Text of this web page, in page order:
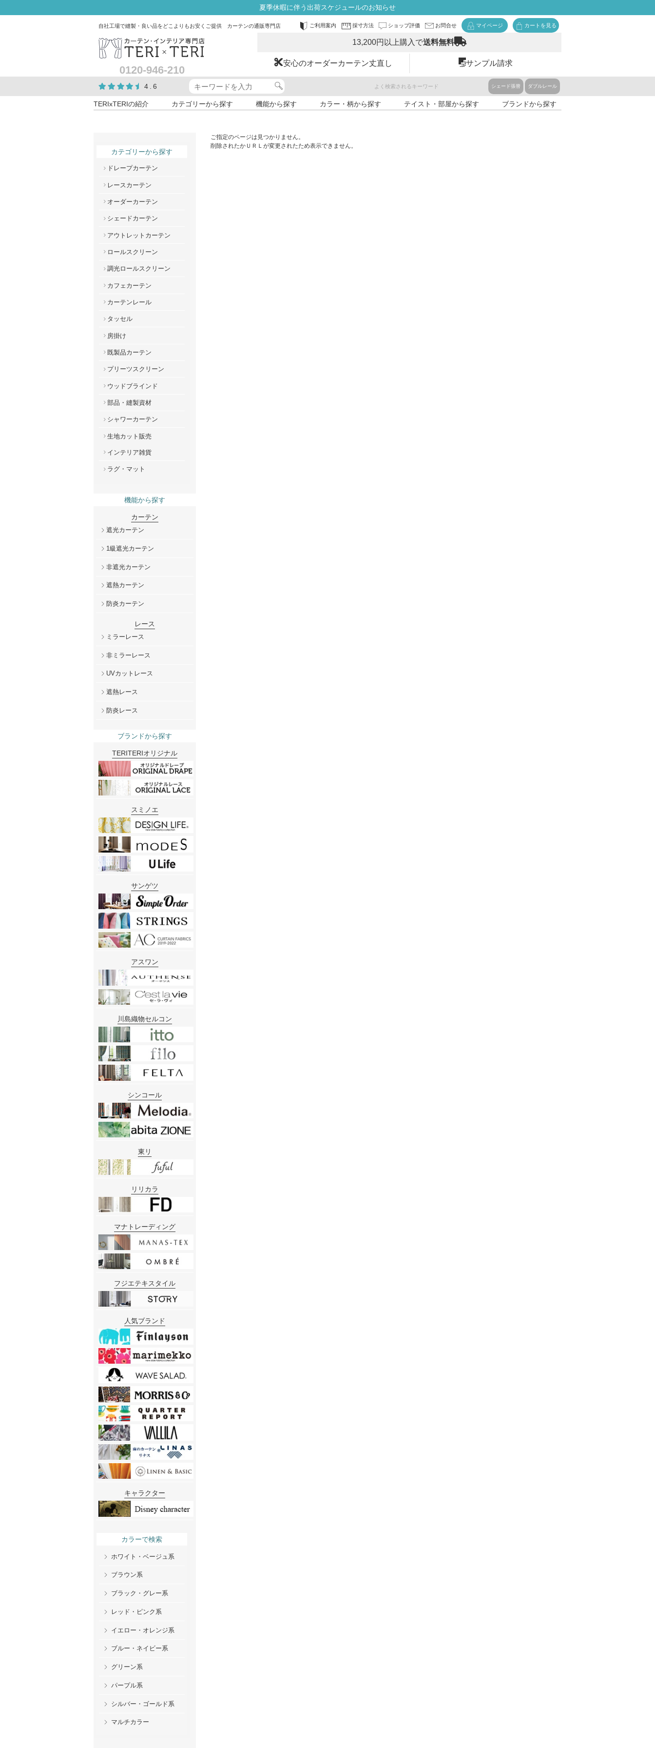
夏季休暇に伴う出荷スケジュールのお知らせ
自社工場で縫製・良い品をどこよりもお安くご提供 カーテンの通販専門店 ご利用案内 採寸方法 ショップ評価 お問合せ マイページ カートを見る
0120-946-210
13,200円以上購入で送料無料
安心のオーダーカーテン丈直し サンプル請求
4.6 よく検索されるキーワード シェード張替 ダブルレール
TERIxTERIの紹介 カテゴリーから探す 機能から探す カラー・柄から探す テイスト・部屋から探す ブランドから探す
ご指定のページは見つかりません。
削除されたかＵＲＬが変更されたため表示できません。
カテゴリーから探す
ドレープカーテン
レースカーテン
オーダーカーテン
シェードカーテン
アウトレットカーテン
ロールスクリーン
調光ロールスクリーン
カフェカーテン
カーテンレール
タッセル
房掛け
既製品カーテン
プリーツスクリーン
ウッドブラインド
部品・縫製資材
シャワーカーテン
生地カット販売
インテリア雑貨
ラグ・マット
機能から探す
カーテン
遮光カーテン
1級遮光カーテン
非遮光カーテン
遮熱カーテン
防炎カーテン
レース
ミラーレース
非ミラーレース
UVカットレース
遮熱レース
防炎レース
ブランドから探す
TERITERIオリジナル
スミノエ
サンゲツ
アスワン
川島織物セルコン
シンコール
東リ
リリカラ
マナトレーディング
フジエテキスタイル
人気ブランド
キャラクター
カラーで検索
ホワイト・ベージュ系
ブラウン系
ブラック・グレー系
レッド・ピンク系
イエロー・オレンジ系
ブルー・ネイビー系
グリーン系
パープル系
シルバー・ゴールド系
マルチカラー